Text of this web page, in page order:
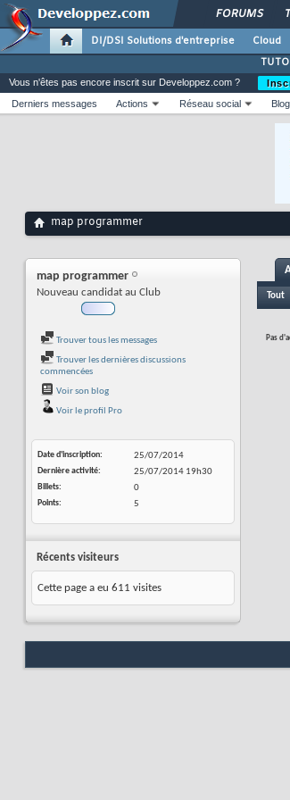
FORUMS
DI/DSI Solutions d'entreprise Cloud
Vous n'êtes pas encore inscrit sur Developpez.com ?
Derniers messages
Actions Réseau social
map programmer
map programmer
Nouveau candidat au Club
Trouver tous les messages
Trouver les dernières discussions
commencées
Voir son blog
Voir le profil Pro
Date d'inscription
25/07/2014
Dernière activité
25/07/2014 19h30
Billets
0
Points
5
Récents visiteurs
Cette page a eu 611 visites
Tout
Pas